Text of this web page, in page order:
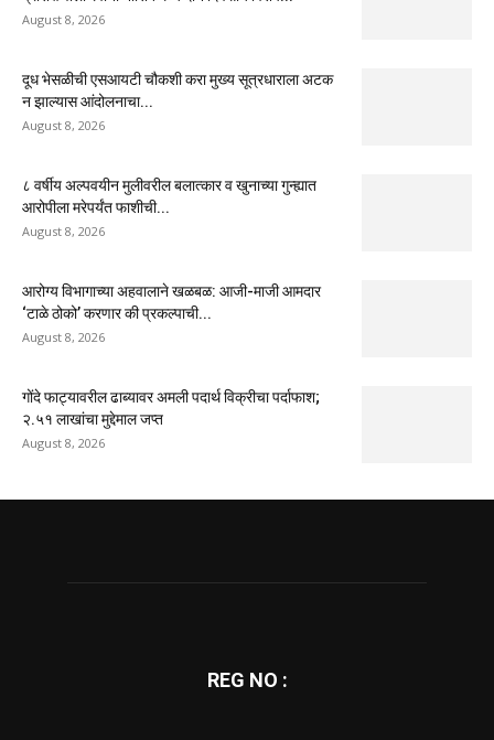
August 8, 2026
दूध भेसळीची एसआयटी चौकशी करा मुख्य सूत्रधाराला अटक
न झाल्यास आंदोलनाचा...
August 8, 2026
८ वर्षीय अल्पवयीन मुलीवरील बलात्कार व खुनाच्या गुन्ह्यात
आरोपीला मरेपर्यंत फाशीची...
August 8, 2026
आरोग्य विभागाच्या अहवालाने खळबळ: आजी-माजी आमदार
‘टाळे ठोको’ करणार की प्रकल्पाची...
August 8, 2026
गोंदे फाट्यावरील ढाब्यावर अमली पदार्थ विक्रीचा पर्दाफाश;
२.५१ लाखांचा मुद्देमाल जप्त
August 8, 2026
REG NO :